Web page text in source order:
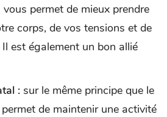
permet de mieux prendre
corps, de vos tensions et de
est également un bon allié
: sur le même principe que le
de maintenir une activité